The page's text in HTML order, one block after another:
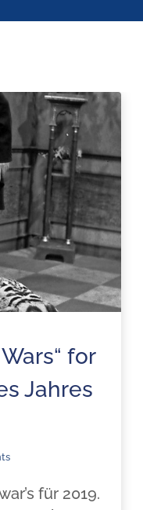
for
Jahres
für 2019.